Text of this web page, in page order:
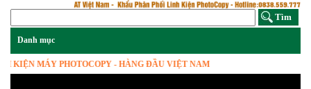
MÁY PHOTOCOPY - HÀNG ĐẦU VIỆT NAM